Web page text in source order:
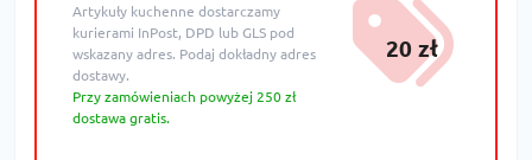
Artykuły kuchenne dostarczamy
kurierami InPost, DPD lub GLS pod
wskazany adres. Podaj dokładny adres
dostawy.
Przy zamówieniach powyżej 250 zł
dostawa gratis.
20 zł